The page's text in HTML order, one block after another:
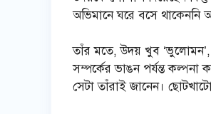
অভিমানে ঘরে বসে থাকেননি
তাঁর মতে, উদয় খুব ‘ভুলোমন’,
সম্পর্কের ভাঙন পর্যন্ত
সেটা তাঁরাই জানেন।